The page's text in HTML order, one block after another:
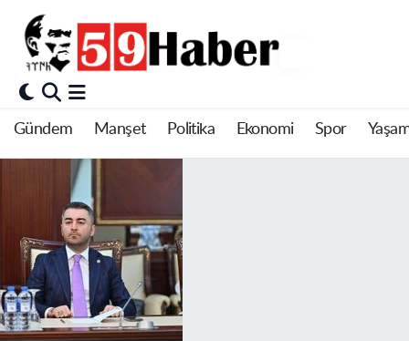
Gündem Manşet Politika Ekonomi Spor